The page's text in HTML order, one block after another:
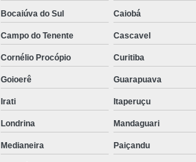
Bocaiúva do Sul Caiobá
Campo do Tenente Cascavel
Cornélio Procópio Curitiba
Goioerê Guarapuava
Irati Itaperuçu
Londrina Mandaguari
Medianeira Paiçandu